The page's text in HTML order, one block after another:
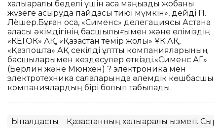
халықаралық беделі үшін аса маңызды жобаны
жүзеге асыруда пайдасы тиюі мүмкін», дейді П.
Лёшер.Бұған қоса, «Сименс» делегациясы Астана
қаласы әкімдігінің басшылығымен және еліміздің
«КЕГОК» АҚ, «Қазақстан темір жолы» ҰК АҚ,
«Қазпошта» АҚ секілді ұлттық компанияларының
басшыларымен кездесулер өткізді.«Сименс АГ»
(Берлин және Мюнхен) ? электроника мен
электротехника салаларында әлемдік көшбасшы
компаниялардың бірі болып табылады.
Ықпалдастық Қазақстанның халықаралық қызметі.